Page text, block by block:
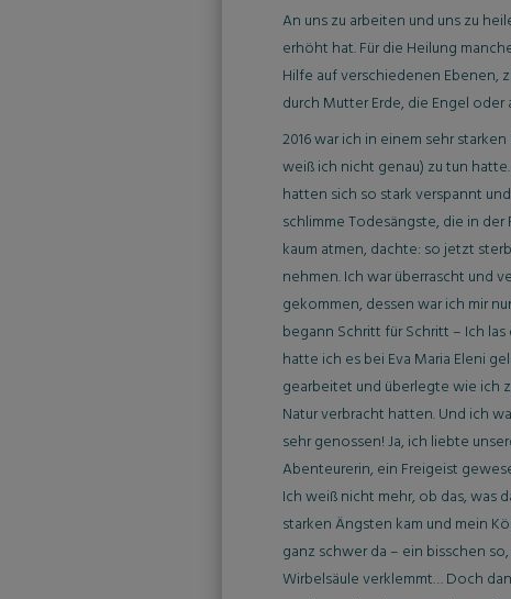
An uns zu arbeiten und uns zu
erhöht hat. Für die Heilung
Hilfe auf verschiedenen Ebenen,
durch Mutter Erde, die Engel
2016 war ich in einem sehr
weiß ich nicht genau) zu tun
hatten sich so stark verspannt
schlimme Todesängste, die in
kaum atmen, dachte: so jetzt
nehmen. Ich war überrascht und
gekommen, dessen war ich mir
begann Schritt für Schritt – Ich
hatte ich es bei Eva Maria Eleni
gearbeitet und überlegte wie ich
Natur verbracht hatten. Und ich
sehr genossen! Ja, ich liebte
Abenteurerin, ein Freigeist
Ich weiß nicht mehr, ob das, was
starken Ängsten kam und mein
ganz schwer da – ein bisschen
Wirbelsäule verklemmt… Doch